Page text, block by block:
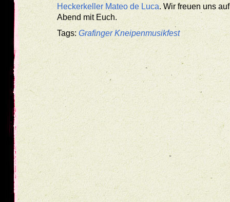
Heckerkeller Mateo de Luca. Wir freuen uns
Abend mit Euch.
Tags: Grafinger Kneipenmusikfest